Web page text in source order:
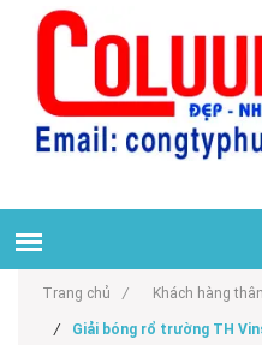
Trang chủ / Khách hàng
/ Giải bóng rổ trường TH